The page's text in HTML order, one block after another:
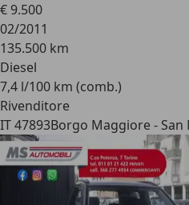
€ 9.500
02/2011
135.500 km
Diesel
7,4 l/100 km (comb.)
Rivenditore
IT 47893Borgo Maggiore - San